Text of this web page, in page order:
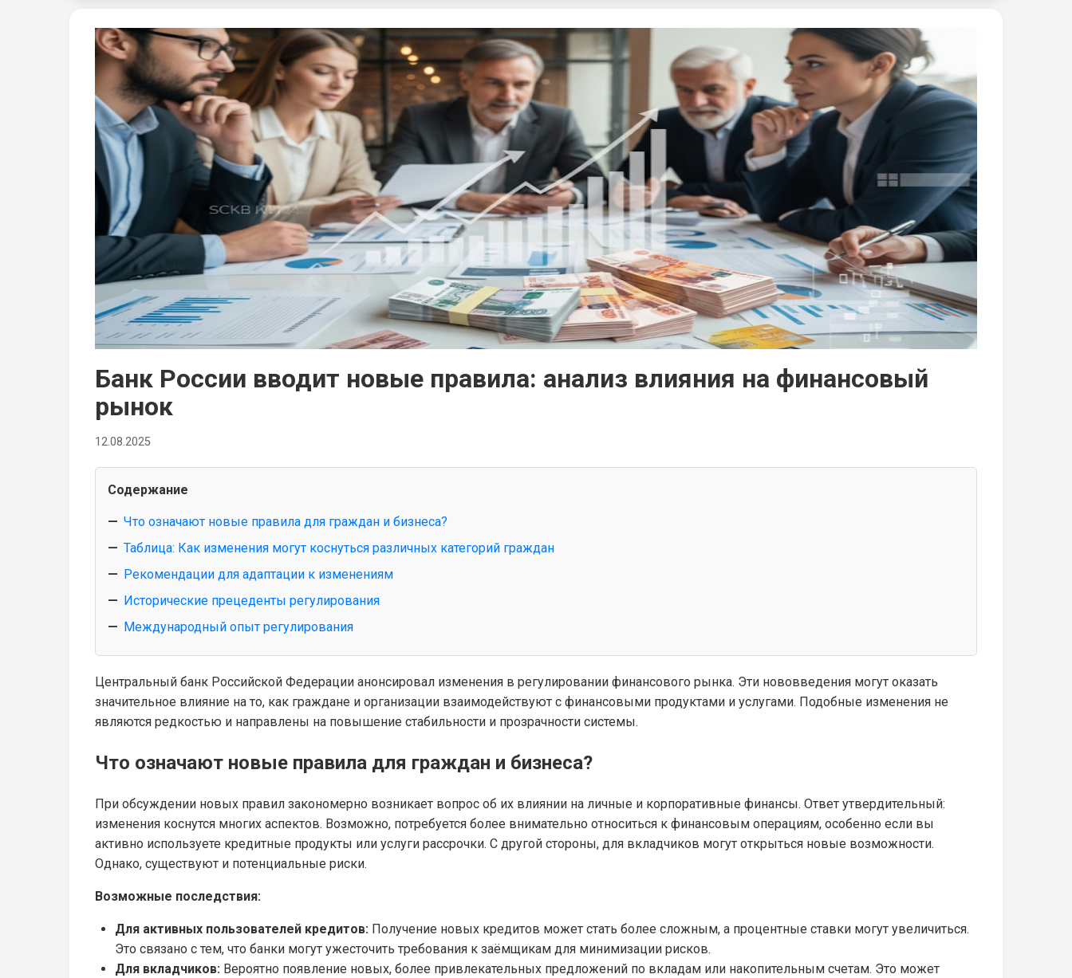
Банк России вводит новые правила: анализ влияния на финансовый
рынок
12.08.2025
Содержание
Что означают новые правила для граждан и бизнеса?
Таблица: Как изменения могут коснуться различных категорий граждан
Рекомендации для адаптации к изменениям
Исторические прецеденты регулирования
Международный опыт регулирования
Центральный банк Российской Федерации анонсировал изменения в регулировании финансового рынка. Эти нововведения могут оказать
значительное влияние на то, как граждане и организации взаимодействуют с финансовыми продуктами и услугами. Подобные изменения не
являются редкостью и направлены на повышение стабильности и прозрачности системы.
Что означают новые правила для граждан и бизнеса?
При обсуждении новых правил закономерно возникает вопрос об их влиянии на личные и корпоративные финансы. Ответ утвердительный:
изменения коснутся многих аспектов. Возможно, потребуется более внимательно относиться к финансовым операциям, особенно если вы
активно используете кредитные продукты или услуги рассрочки. С другой стороны, для вкладчиков могут открыться новые возможности.
Однако, существуют и потенциальные риски.
Возможные последствия:
Для активных пользователей кредитов: Получение новых кредитов может стать более сложным, а процентные ставки могут увеличиться.
Это связано с тем, что банки могут ужесточить требования к заёмщикам для минимизации рисков.
Для вкладчиков: Вероятно появление новых, более привлекательных предложений по вкладам или накопительным счетам. Это может